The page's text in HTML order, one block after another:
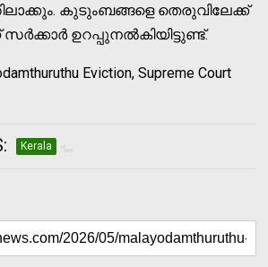
കുടുംബങ്ങളെ തെരുവിലേക്ക്
സർക്കാർ ഉറപ്പുനൽകിയിട്ടുണ്ട്.
Eviction, Supreme Court
Kerala